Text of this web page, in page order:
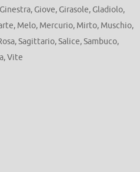
Ginestra, Giove, Girasole, Gladiolo,
, Melo, Mercurio, Mirto, Muschio,
,Sagittario,Salice,Sambuco,
,Vite